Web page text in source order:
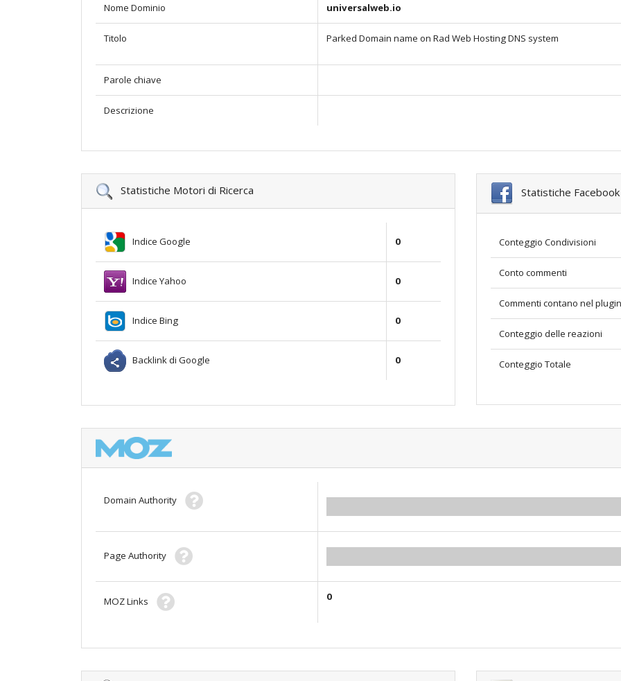
Nome Dominio universalweb.io
Titolo Parked Domain name on Rad Web Hosting DNS system
Parole chiave
Descrizione
Statistiche Motori di Ricerca
Indice Google 0
Indice Yahoo 0
Indice Bing 0
Backlink di Google 0
Statistiche Facebook
Conteggio Condivisioni
Conto commenti
Commenti contano nel plugin
Conteggio delle reazioni
Conteggio Totale
Domain Authority
Page Authority
MOZ Links 0